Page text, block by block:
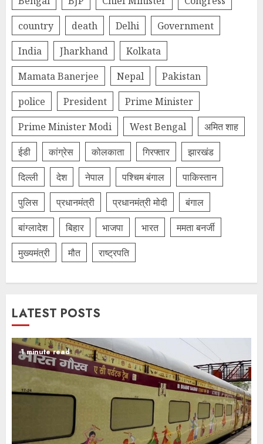
country
death Delhi
Government
India
Jharkhand
Kolkata
Mamata Banerjee
Nepal
Pakistan
police
President
Prime Minister
Prime Minister Modi
West Bengal
अमित शाह
ईडी
कांग्रेस कोलकाता गिरफ्तार
झारखंड
दिल्‍ली
देश नेपाल पश्चिम बंगाल
पाकिस्तान
पुलिस
प्रधानमंत्री प्रधानमंत्री मोदी
बंगाल
बांग्लादेश
बिहार भाजपा भारत
ममता बनर्जी
मुख्यमंत्री
मौत राष्ट्रपति
LATEST POSTS
1 minute read